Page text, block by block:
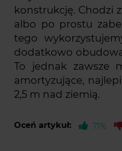
konstrukcję. Chodzi
albo po prostu
tego
dodatkowo
To jednak zawsze
amortyzujące,
2,5 m nad ziemią.
Oceń artykuł: 71%